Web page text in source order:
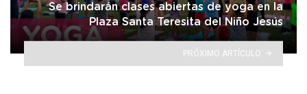
Se brindarán clases abiertas de yoga en la
Plaza Santa Teresita del Niño Jesús
PRÓXIMO ARTÍCULO